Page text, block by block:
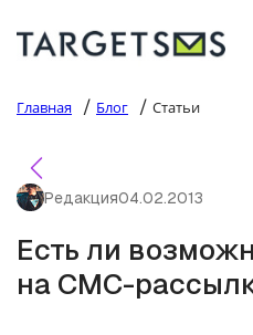
Главная / Блог / Статьи
Редакция04.02.2013
Есть ли
на СМС-